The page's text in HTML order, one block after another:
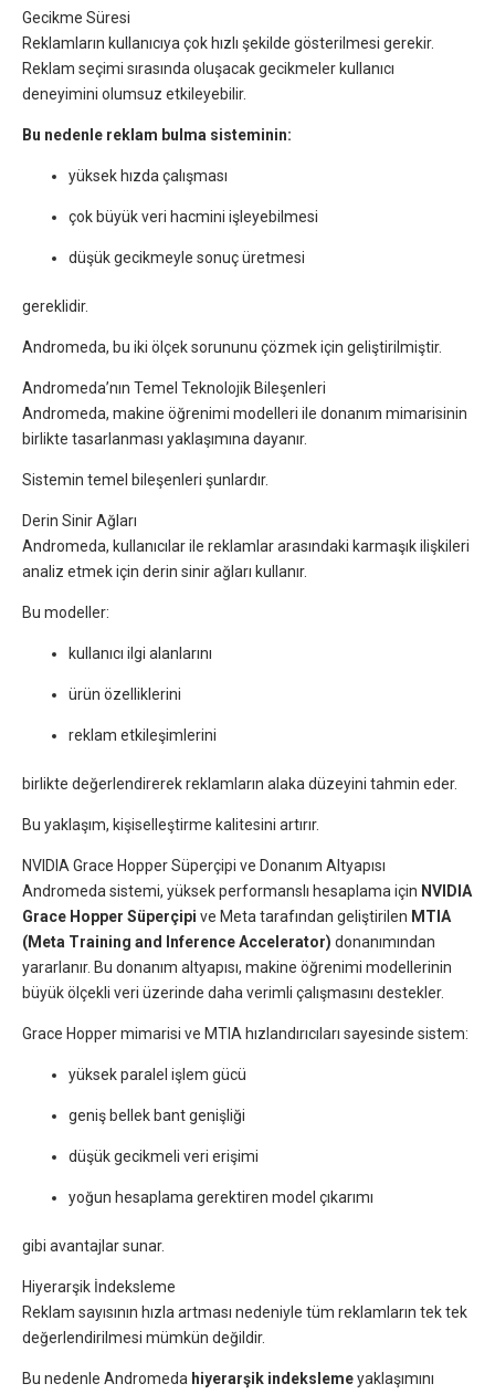
Gecikme Süresi
Reklamların kullanıcıya çok hızlı şekilde gösterilmesi gerekir.
Reklam seçimi sırasında oluşacak gecikmeler kullanıcı
deneyimini olumsuz etkileyebilir.
Bu nedenle reklam bulma sisteminin:
yüksek hızda çalışması
çok büyük veri hacmini işleyebilmesi
düşük gecikmeyle sonuç üretmesi
gereklidir.
Andromeda, bu iki ölçek sorununu çözmek için geliştirilmiştir.
Andromeda’nın Temel Teknolojik Bileşenleri
Andromeda, makine öğrenimi modelleri ile donanım mimarisinin
birlikte tasarlanması yaklaşımına dayanır.
Sistemin temel bileşenleri şunlardır.
Derin Sinir Ağları
Andromeda, kullanıcılar ile reklamlar arasındaki karmaşık ilişkileri
analiz etmek için derin sinir ağları kullanır.
Bu modeller:
kullanıcı ilgi alanlarını
ürün özelliklerini
reklam etkileşimlerini
birlikte değerlendirerek reklamların alaka düzeyini tahmin eder.
Bu yaklaşım, kişiselleştirme kalitesini artırır.
NVIDIA Grace Hopper Süperçipi ve Donanım Altyapısı
Andromeda sistemi, yüksek performanslı hesaplama için NVIDIA
Grace Hopper Süperçipi ve Meta tarafından geliştirilen MTIA
(Meta Training and Inference Accelerator) donanımından
yararlanır. Bu donanım altyapısı, makine öğrenimi modellerinin
büyük ölçekli veri üzerinde daha verimli çalışmasını destekler.
Grace Hopper mimarisi ve MTIA hızlandırıcıları sayesinde sistem:
yüksek paralel işlem gücü
geniş bellek bant genişliği
düşük gecikmeli veri erişimi
yoğun hesaplama gerektiren model çıkarımı
gibi avantajlar sunar.
Hiyerarşik İndeksleme
Reklam sayısının hızla artması nedeniyle tüm reklamların tek tek
değerlendirilmesi mümkün değildir.
Bu nedenle Andromeda hiyerarşik indekslemeyaklaşımını